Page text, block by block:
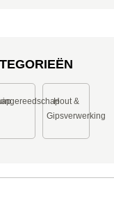
Hout &
Gipsverwerking